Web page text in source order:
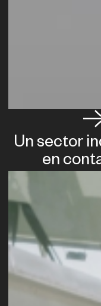
Un sector
en